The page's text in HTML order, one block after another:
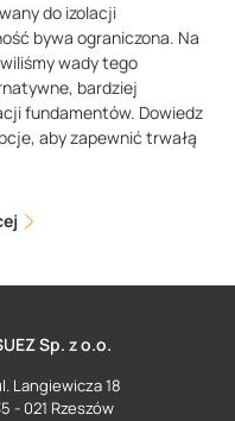
do izolacji
bywa ograniczona. Na
wady tego
bardziej
fundamentów. Dowiedz
aby zapewnić trwałą
Sp. z o.o.
Langiewicza 18
- 021 Rzeszów